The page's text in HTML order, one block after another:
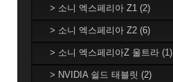
> 소니 엑스페리아 Z1 (2)
> 소니 엑스페리아 Z2 (6)
> 소니 엑스페리아Z 울트라 (1)
> NVIDIA 쉴드 태블릿 (2)